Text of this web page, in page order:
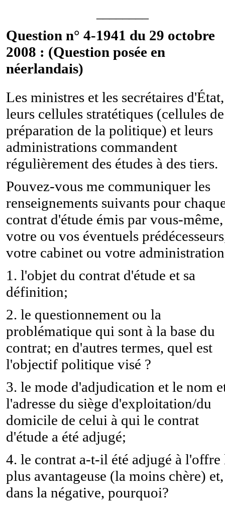
Question n° 4-1941 du 29 octobre
2008 : (Question posée en
néerlandais)
Les ministres et les secrétaires d'État,
leurs cellules stratétiques (cellules de
préparation de la politique) et leurs
administrations commandent
régulièrement des études à des tiers.
Pouvez-vous me communiquer les
renseignements suivants pour
contrat d'étude émis par vous-même,
votre ou vos éventuels
votre cabinet ou votre
1. l'objet du contrat d'étude et sa
définition;
2. le questionnement ou la
problématique qui sont à la base du
contrat; en d'autres termes, quel est
l'objectif politique visé ?
3. le mode d'adjudication et le nom
l'adresse du siège d'exploitation/du
domicile de celui à qui le contrat
d'étude a été adjugé;
4. le contrat a-t-il été adjugé à l'offre
plus avantageuse (la moins chère) et,
dans la négative, pourquoi?